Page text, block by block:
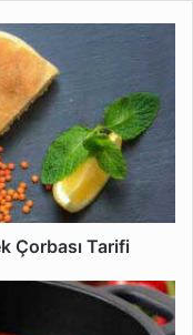
Çorbası Tarifi